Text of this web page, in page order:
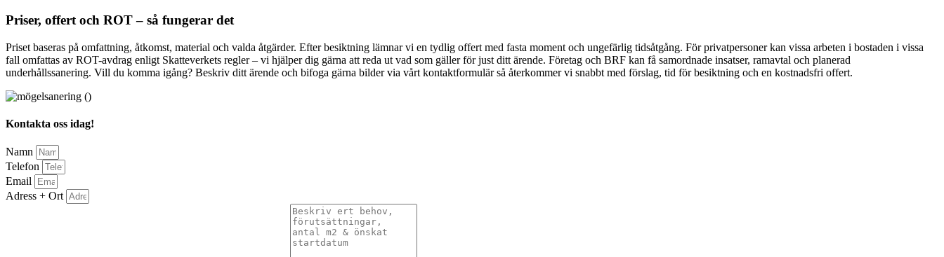
Priser, offert och ROT – så fungerar det
Priset baseras på omfattning, åtkomst, material och valda åtgärder. Efter besiktning lämnar vi en tydlig offert med fasta moment och ungefärlig tidsåtgång. För privatpersoner kan vissa arbeten i bostaden i vissa
fall omfattas av ROT-avdrag enligt Skatteverkets regler – vi hjälper dig gärna att reda ut vad som gäller för just ditt ärende. Företag och BRF kan få samordnade insatser, ramavtal och planerad
underhållssanering. Vill du komma igång? Beskriv ditt ärende och bifoga gärna bilder via vårt kontaktformulär så återkommer vi snabbt med förslag, tid för besiktning och en kostnadsfri offert.
Kontakta oss idag!
Namn
Telefon
Email
Adress + Ort